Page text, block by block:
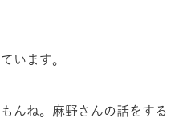
います。
んね。麻野さんの話をする